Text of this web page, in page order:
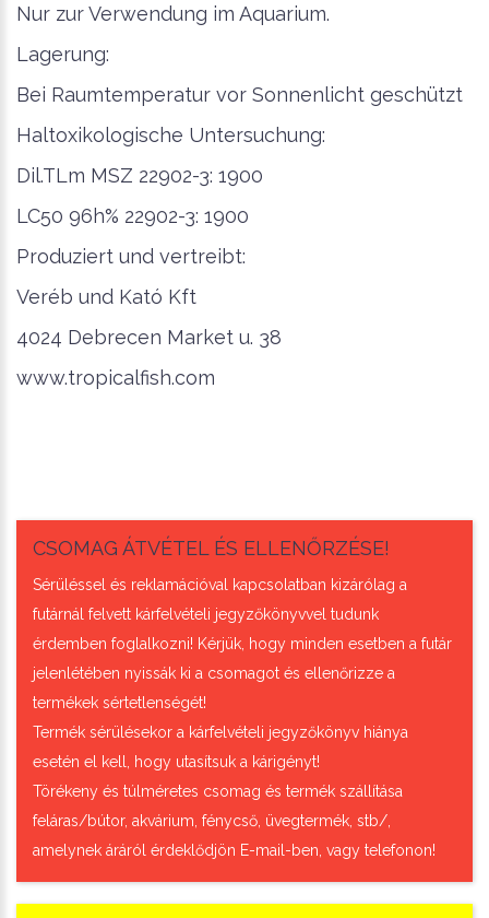
Nur zur Verwendung im Aquarium.
Lagerung:
Bei Raumtemperatur vor Sonnenlicht geschützt
Haltoxikologische Untersuchung:
Dil.TLm MSZ 22902-3: 1900
LC50 96h% 22902-3: 1900
Produziert und vertreibt:
Veréb und Kató Kft
4024 Debrecen Market u. 38
www.tropicalfish.com
CSOMAG ÁTVÉTEL ÉS ELLENŐRZÉSE!
Sérüléssel és reklamációval kapcsolatban kizárólag a
futárnál felvett kárfelvételi jegyzőkönyvvel tudunk
érdemben foglalkozni! Kérjük, hogy minden esetben a futár
jelenlétében nyissák ki a csomagot és ellenőrizze a
termékek sértetlenségét!
Termék sérülésekor a kárfelvételi jegyzőkönyv hiánya
esetén el kell, hogy utasítsuk a kárigényt!
Törékeny és túlméretes csomag és termék szállítása
feláras/bútor, akvárium, fénycső, üvegtermék, stb/,
amelynek áráról érdeklődjön E-mail-ben, vagy telefonon!